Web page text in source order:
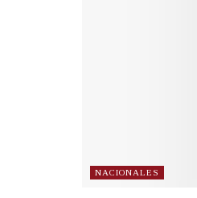
NACIONALES